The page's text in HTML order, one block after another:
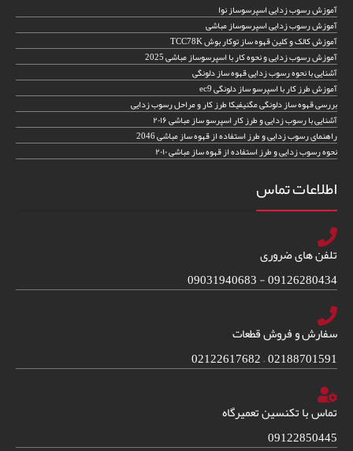
آموزش رسوب زدایی اسپرسوساز نوا
آموزش رسوب زدایی اسپرسوساز مباشی
آموزش کالک و کلین قهوه ساز توکار بوش TCC78K
آموزش رسوب زدایی و نحوه کار با اسپرسوساز مباشی 2025
آشنایی با نحوه رسوب زدایی قهوه ساز دلونگی
آموزش طرز کار با اسپرسو ساز دلونگی ec9
بررسی قهوه ساز دلونگی مگنیفیکا طرز کار و مراحل رسوب زدایی
آشنایی با رسوب زدایی و طرز کار اسپرسو ساز مباشی ۲۰۱۶
راهنمای رسوب زدایی و طرز استفاده از قهوه ساز مباشی 2046
نحوه رسوب زدایی و طرز استفاده از قهوه ساز مباشی ۲۰۱۰
اطلاعات تماس
تلفن های ضروری
09126280434 - 09031940683
سفارش و فروش قطعات
02188701591 – 02122617682
تماس با تکنسین تعمیرگاه
09122850445